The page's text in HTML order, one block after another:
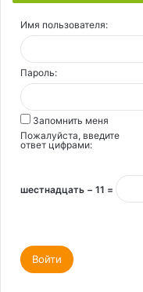
Имя пользователя:
Пароль:
Запомнить меня
Пожалуйста, введите
ответ цифрами:
шестнадцать − 11 =
Войти